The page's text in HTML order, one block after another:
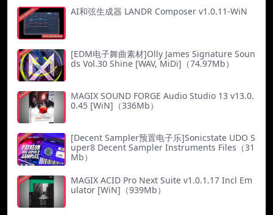
AI和弦生成器 LANDR Composer v1.0.11-WiN
[EDM电子舞曲素材]Olly James Signature Soun
ds Vol.30 Shine [WAV, MiDi]（74.97Mb）
MAGIX SOUND FORGE Audio Studio 13 v13.0.
0.45 [WiN]（336Mb）
[Decent Sampler预置电子乐]Sonicstate UDO S
uper8 Decent Sampler Instruments Files（31
Mb）
MAGIX ACID Pro Next Suite v1.0.1.17 Incl Em
ulator [WiN]（939Mb）